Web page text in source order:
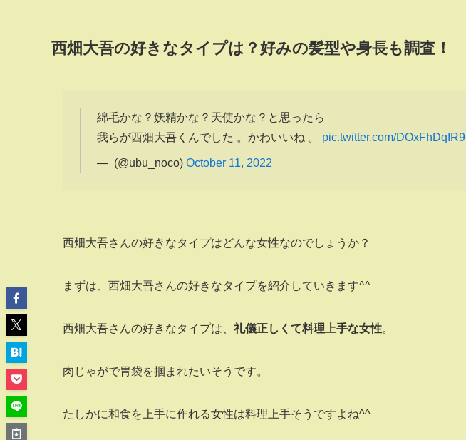
西畑大吾の好きなタイプは？好みの髪型や身長も調査！
綿毛かな？妖精かな？天使かな？と思ったら
我らが西畑大吾くんでした 。かわいいね 。 pic.twitter.com/DOxFhDqIR9
— ️ (@ubu_noco) October 11, 2022
西畑大吾さんの好きなタイプはどんな女性なのでしょうか？
まずは、西畑大吾さんの好きなタイプを紹介していきます^^
西畑大吾さんの好きなタイプは、 礼儀正しくて料理上手な女性。
肉じゃがで胃袋を掴まれたいそうです。
たしかに和食を上手に作れる女性は料理上手そうですよね^^